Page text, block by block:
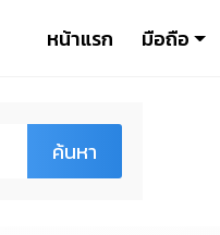
หน้าแรก มือถือ
ค้นหา